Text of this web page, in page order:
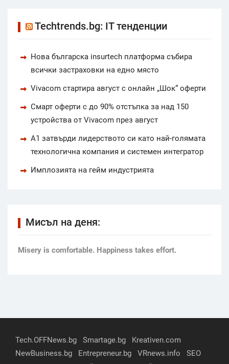
Techtrends.bg: IT тенденции
Нова българска insurtech платформа събира
всички застраховки на едно място
Vivacom стартира август с онлайн „Шок“ оферти
Смарт оферти с до 90% отстъпка за над 150
устройства от Vivacom през август
А1 затвърди лидерството си като най-голямата
технологична компания и системен интегратор
Имплозията на гейм индустрията
Мисъл на деня:
Мisery is comfortable. Happiness takes effort.
Tech.OFFNews.bg Smartage.bg
Kreativen.com
NewBusiness.bg
Entrepreneur.bg VRnews.info
SEO